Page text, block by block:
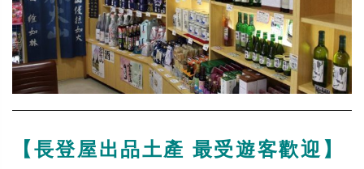
【長登屋出品土產 最受遊客歡迎】